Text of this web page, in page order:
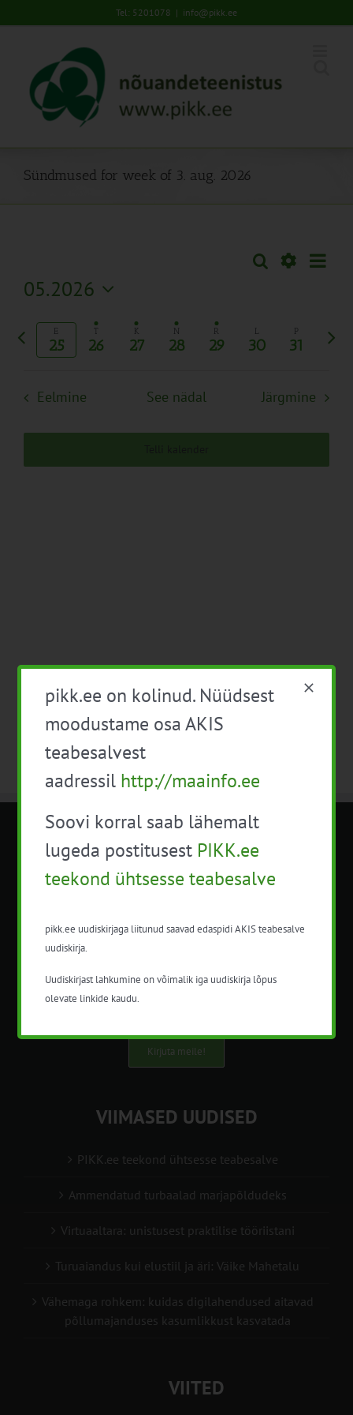
to
Tel: 5201078 | info@pikk.ee
Sündmused for week of 3. aug. 2026
Sündmused
Views
Navigation
Otsi Nädal
05.2026
kuupäev.
E
25
T
26
K
27
N
28
R
29
L
30 31
Eelmine
nädal
Eelmine See nädal Järgmine
METK NÕUANDETEENISTUS
Nõuandeteenistuse nimetuse alt
nõustamisteenuseid.
info@pikk.ee
Kirjuta meile!
VIIMASED UUDISED
PIKK.ee teekond ühtsesse teabesalve
Ammendatud turbaalad marjapõldudeks
Virtuaaltara: unistusest praktilise tööriistani
Turuaiandus kui elustiil ja äri: Väike Mahetalu
Vähemaga rohkem: kuidas digilahendused aitavad
põllumajanduses kasumlikkust kasvatada
VIITED
pikk.ee on kolinud. Nüüdsest
moodustame osa AKIS
teabesalvest
aadressil http://maainfo.ee
Soovi korral saab lähemalt
lugeda postitusest PIKK.ee
teekond ühtsesse teabesalve
pikk.ee uudiskirjaga liitunud saavad edaspidi AKIS teabesalve
uudiskirja.
Uudiskirjast lahkumine on võimalik iga uudiskirja lõpus
olevate linkide kaudu.